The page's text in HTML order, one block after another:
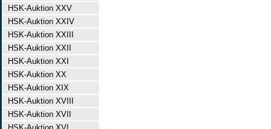
HSK-Auktion XXV
HSK-Auktion XXIV
HSK-Auktion XXIII
HSK-Auktion XXII
HSK-Auktion XXI
HSK-Auktion XX
HSK-Auktion XIX
HSK-Auktion XVIII
HSK-Auktion XVII